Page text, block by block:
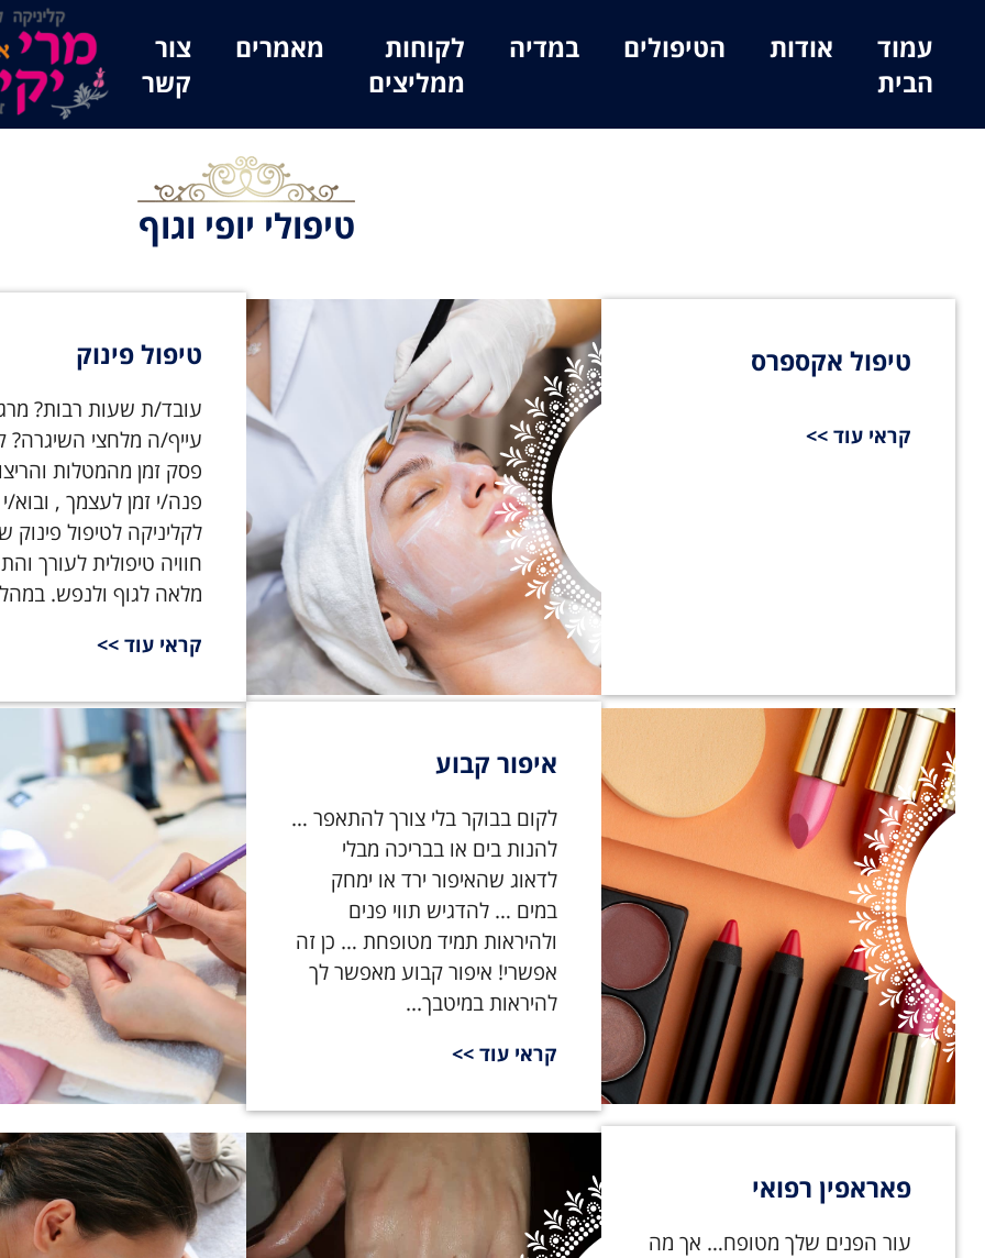
עמוד
הבית
אודות הטיפולים במדיה
לקוחות
ממליצים
מאמרים
צור
קשר
טיפולי יופי וגוף
טיפול אקספרס
קראי עוד >>
טיפול פינוק
עובד/ת שעות רבות?
עייף/ה מלחצי השיגרה?
פסק זמן מהמטלות
פנה/י זמן לעצמך , ובוא/י
לקליניקה לטיפול פינוק
חוויה טיפולית לעורך
מלאה לגוף ולנפש.
קראי עוד >>
איפור קבוע
לקום בבוקר בלי צורך להתאפר …
להנות בים או בבריכה מבלי
לדאוג שהאיפור ירד או ימחק
במים … להדגיש תווי פנים
ולהיראות תמיד מטופחת … כן זה
אפשרי! איפור קבוע מאפשר לך
להיראות במיטבך...
קראי עוד >>
פאראפין רפואי
עור הפנים שלך מטופח… אך מה